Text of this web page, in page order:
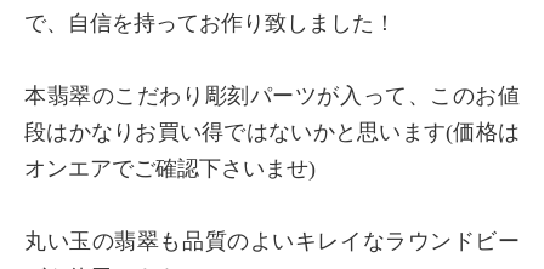
で、自信を持ってお作り致しました！
本翡翠のこだわり彫刻パーツが入って、このお値
段はかなりお買い得ではないかと思います(価格は
オンエアでご確認下さいませ)
丸い玉の翡翠も品質のよいキレイなラウンドビー